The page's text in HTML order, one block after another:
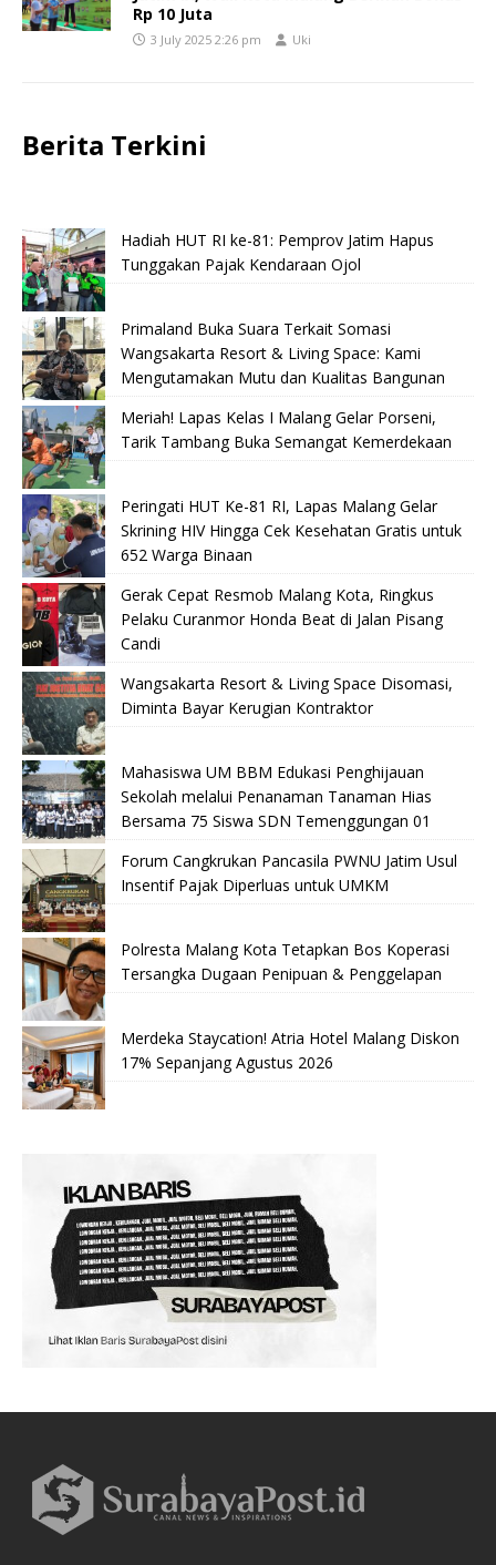
Rp 10 Juta
3 July 2025 2:26 pm Uki
Berita Terkini
Hadiah HUT RI ke-81: Pemprov Jatim Hapus
Tunggakan Pajak Kendaraan Ojol
Primaland Buka Suara Terkait Somasi
Wangsakarta Resort & Living Space: Kami
Mengutamakan Mutu dan Kualitas Bangunan
Meriah! Lapas Kelas I Malang Gelar Porseni,
Tarik Tambang Buka Semangat Kemerdekaan
Peringati HUT Ke-81 RI, Lapas Malang Gelar
Skrining HIV Hingga Cek Kesehatan Gratis untuk
652 Warga Binaan
Gerak Cepat Resmob Malang Kota, Ringkus
Pelaku Curanmor Honda Beat di Jalan Pisang
Candi
Wangsakarta Resort & Living Space Disomasi,
Diminta Bayar Kerugian Kontraktor
Mahasiswa UM BBM Edukasi Penghijauan
Sekolah melalui Penanaman Tanaman Hias
Bersama 75 Siswa SDN Temenggungan 01
Forum Cangkrukan Pancasila PWNU Jatim Usul
Insentif Pajak Diperluas untuk UMKM
Polresta Malang Kota Tetapkan Bos Koperasi
Tersangka Dugaan Penipuan & Penggelapan
Merdeka Staycation! Atria Hotel Malang Diskon
17% Sepanjang Agustus 2026